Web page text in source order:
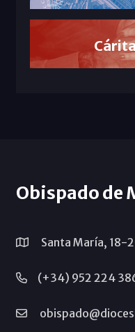
Obispado de
Santa María, 18-
(+34) 952 224